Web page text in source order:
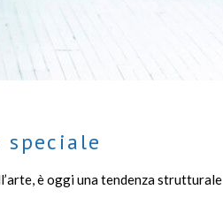
speciale
è oggi una tendenza strutturale